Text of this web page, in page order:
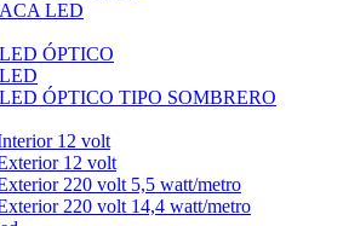
LED
ÓPTICO
ÓPTICO TIPO SOMBRERO
12 volt
12 volt
220 volt 5,5 watt/metro
220 volt 14,4 watt/metro